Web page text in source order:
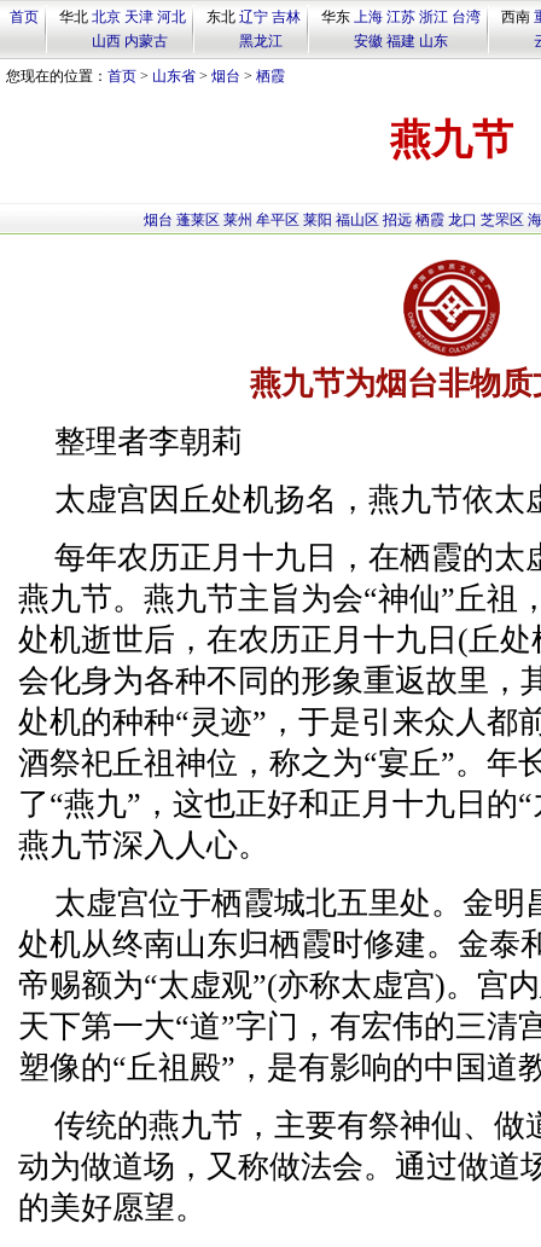
首页 华北 北京 天津 河北
山西 内蒙古
东北 辽宁 吉林
黑龙江
华东 上海 江苏 浙江 台湾
安徽 福建 山东
西南
您现在的位置： 首页 > 山东省 > 烟台 > 栖霞
燕九节
烟台 蓬莱区 莱州 牟平区 莱阳 福山区 招远 栖霞 龙口 芝罘区
燕九节为烟台非物
整理者李朝莉
太虚宫因丘处机扬名，燕九节依太
每年农历正月十九日，在栖霞的太
燕九节。燕九节主旨为会“神仙”丘祖
处机逝世后，在农历正月十九日(丘
会化身为各种不同的形象重返故里，
处机的种种“灵迹”，于是引来众人都
酒祭祀丘祖神位，称之为“宴丘”。年
了“燕九”，这也正好和正月十九日的
燕九节深入人心。
太虚宫位于栖霞城北五里处。金明
处机从终南山东归栖霞时修建。金泰
帝赐额为“太虚观”(亦称太虚宫)。宫
天下第一大“道”字门，有宏伟的三清
塑像的“丘祖殿”，是有影响的中国道
传统的燕九节，主要有祭神仙、做
动为做道场，又称做法会。通过做道
的美好愿望。